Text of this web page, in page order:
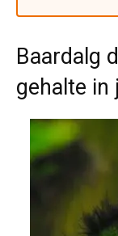
Baardalg
gehalte in